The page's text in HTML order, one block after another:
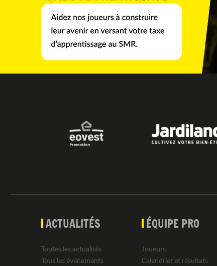
ACTUALITÉS
Toutes les actualités
Tous les événements
ÉQUIPE PRO
Joueurs
Calendrier et résultats